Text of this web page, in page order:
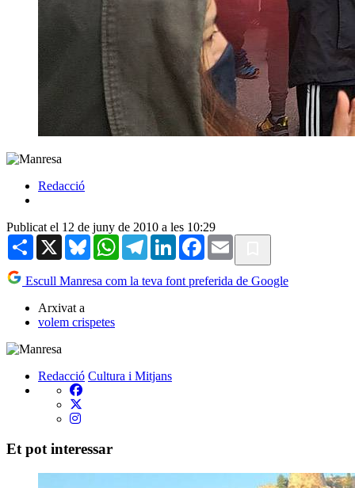
Redacció
Publicat el 12 de juny de 2010 a les 10:29
Share X BlueskyWhatsAppTelegramLinkedInFacebook
Email
Escull Manresa com la teva font preferida de Google
Arxivat a
volem crispetes
Redacció Cultura i Mitjans
Et pot interessar